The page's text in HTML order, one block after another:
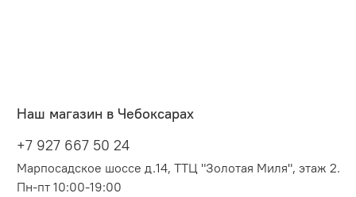
Наш магазин в Чебоксарах
+7 927 667 50 24
Марпосадское шоссе д.14, ТТЦ "Золотая Миля", этаж 2.
Пн-пт 10:00-19:00